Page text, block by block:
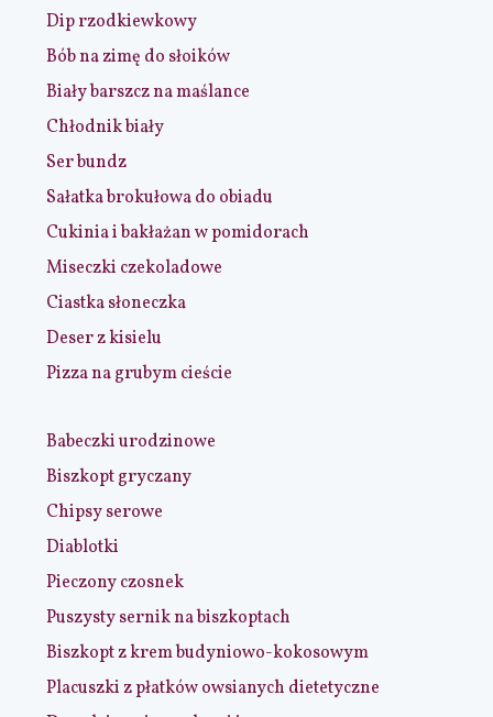
Dip rzodkiewkowy
Bób na zimę do słoików
Biały barszcz na maślance
Chłodnik biały
Ser bundz
Sałatka brokułowa do obiadu
Cukinia i bakłażan w pomidorach
Miseczki czekoladowe
Ciastka słoneczka
Deser z kisielu
Pizza na grubym cieście
Babeczki urodzinowe
Biszkopt gryczany
Chipsy serowe
Diablotki
Pieczony czosnek
Puszysty sernik na biszkoptach
Biszkopt z krem budyniowo-kokosowym
Placuszki z płatków owsianych dietetyczne